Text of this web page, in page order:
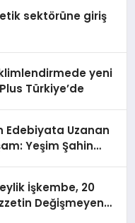
sektörüne giriş
yeni
Türkiye’de
Edebiyata Uzanan
Yeşim Şahin
İşkembe, 20
Değişmeyen